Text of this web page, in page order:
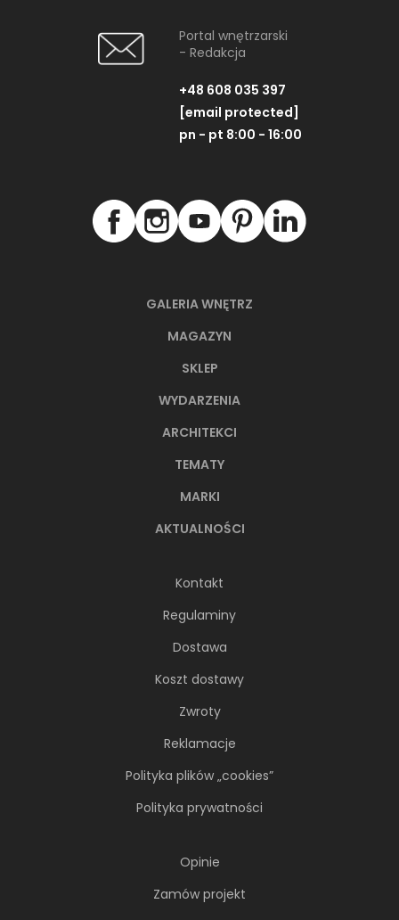
GALERIA WNĘTRZ
MAGAZYN
SKLEP
WYDARZENIA
ARCHITEKCI
TEMATY
MARKI
AKTUALNOŚCI
Kontakt
Regulaminy
Dostawa
Koszt dostawy
Zwroty
Reklamacje
Polityka plików „cookies”
Polityka prywatności
Opinie
Zamów projekt
Portal wnętrzarski
- Redakcja
+48 608 035 397
[email protected]
pn - pt 8:00 - 16:00